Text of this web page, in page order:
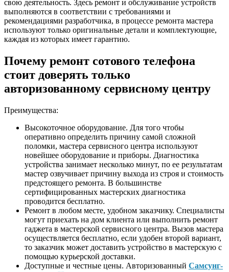
свою деятельность. Здесь ремонт и обслуживание устройств
выполняются в соответствии с требованиями и
рекомендациями разработчика, в процессе ремонта мастера
используют только оригинальные детали и комплектующие,
каждая из которых имеет гарантию.
Почему ремонт сотового телефона
стоит доверять только
авторизованному сервисному центру
Преимущества:
Высокоточное оборудование. Для того чтобы
оперативно определить причину самой сложной
поломки, мастера сервисного центра используют
новейшее оборудование и приборы. Диагностика
устройства занимает несколько минут, по ее результатам
мастер озвучивает причину выхода из строя и стоимость
предстоящего ремонта. В большинстве
сертифицированных мастерских диагностика
проводится бесплатно.
Ремонт в любом месте, удобном заказчику. Специалисты
могут приехать на дом клиента или выполнить ремонт
гаджета в мастерской сервисного центра. Вызов мастера
осуществляется бесплатно, если удобен второй вариант,
то заказчик может доставить устройство в мастерскую с
помощью курьерской доставки.
Доступные и честные цены. Авторизованный Самсунг-